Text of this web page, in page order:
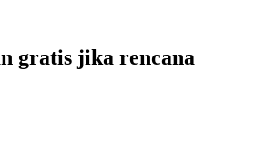
gratis jika rencana